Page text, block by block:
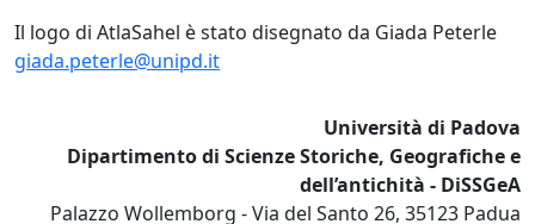
Il logo di AtlaSahel è stato disegnato da Giada Peterle
giada.peterle@unipd.it
Università di Padova
Dipartimento di Scienze Storiche, Geografiche e
dell’antichità - DiSSGeA
Palazzo Wollemborg - Via del Santo 26, 35123 Padua